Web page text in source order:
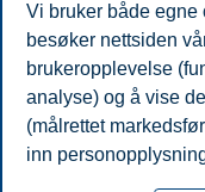
Øystein
Professor
+4790013398
Oslo
Vi bruker både egne
besøker nettsiden
brukeropplevelse
analyse) og å vise
(målrettet
inn